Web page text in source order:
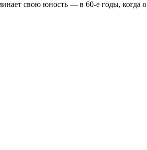
свою юность — в 60-е годы,